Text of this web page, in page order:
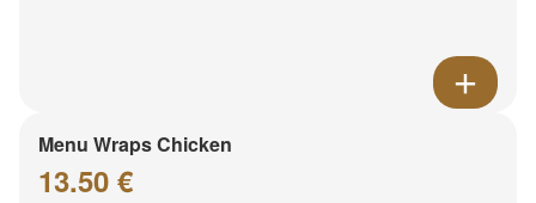
Menu Wraps Chicken
13.50 €